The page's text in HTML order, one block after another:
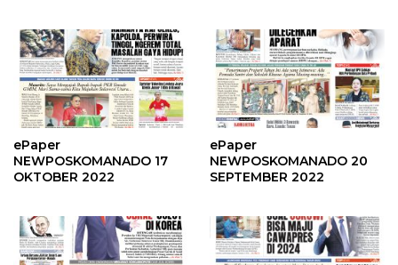
ePaper
NEWPOSKOMANADO 17
OKTOBER 2022
ePaper
NEWPOSKOMANADO 20
SEPTEMBER 2022